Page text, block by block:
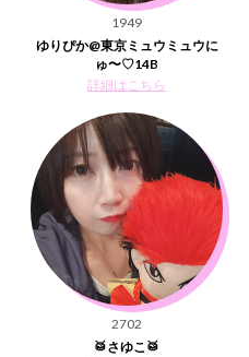
1949
ゆりぴか@東京ミュウミュウに
ゅ〜♡14B
詳細はこちら
2702
🥁さゆこ🥁